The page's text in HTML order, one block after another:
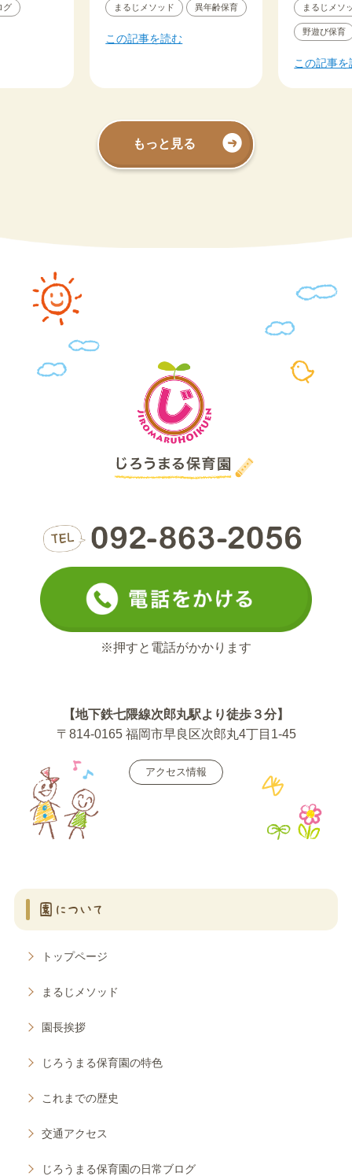
グ まるじメソッド 異年齢保育
この記事を読む
まるじメソ
野遊び保育
この記事を
もっと見る
※押すと電話がかかります
【地下鉄七隈線次郎丸駅より徒歩３分】
〒814-0165 福岡市早良区次郎丸4丁目1-45
アクセス情報
園について
トップページ
まるじメソッド
園長挨拶
じろうまる保育園の特色
これまでの歴史
交通アクセス
じろうまる保育園の日常ブログ